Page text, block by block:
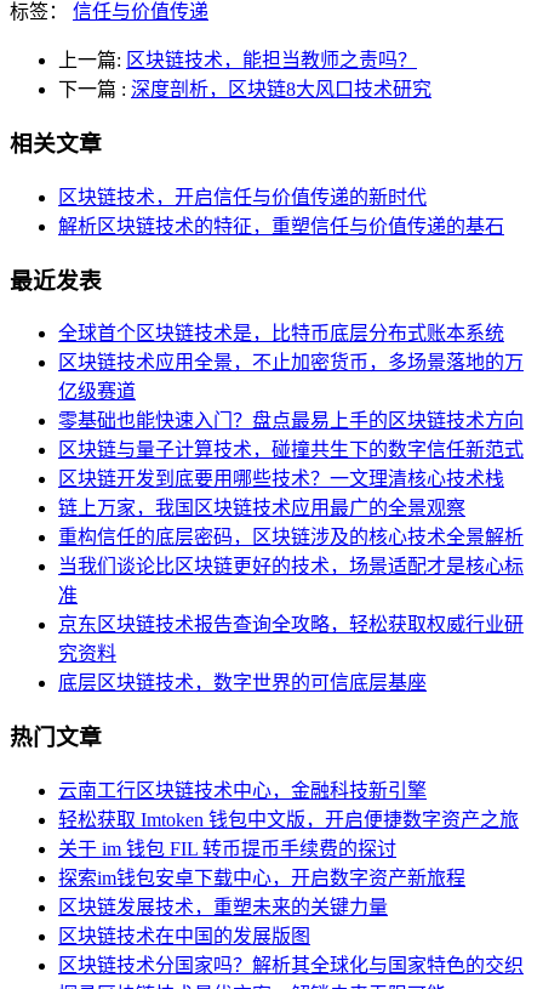
标签： 信任与价值传递
上一篇: 区块链技术，能担当教师之责吗？
下一篇 : 深度剖析，区块链8大风口技术研究
相关文章
区块链技术，开启信任与价值传递的新时代
解析区块链技术的特征，重塑信任与价值传递的基石
最近发表
全球首个区块链技术是，比特币底层分布式账本系统
区块链技术应用全景，不止加密货币，多场景落地的万
亿级赛道
零基础也能快速入门？盘点最易上手的区块链技术方向
区块链与量子计算技术，碰撞共生下的数字信任新范式
区块链开发到底要用哪些技术？一文理清核心技术栈
链上万家，我国区块链技术应用最广的全景观察
重构信任的底层密码，区块链涉及的核心技术全景解析
当我们谈论比区块链更好的技术，场景适配才是核心标
准
京东区块链技术报告查询全攻略，轻松获取权威行业研
究资料
底层区块链技术，数字世界的可信底层基座
热门文章
云南工行区块链技术中心，金融科技新引擎
轻松获取 Imtoken 钱包中文版，开启便捷数字资产之旅
关于 im 钱包 FIL 转币提币手续费的探讨
探索im钱包安卓下载中心，开启数字资产新旅程
区块链发展技术，重塑未来的关键力量
区块链技术在中国的发展版图
区块链技术分国家吗？解析其全球化与国家特色的交织